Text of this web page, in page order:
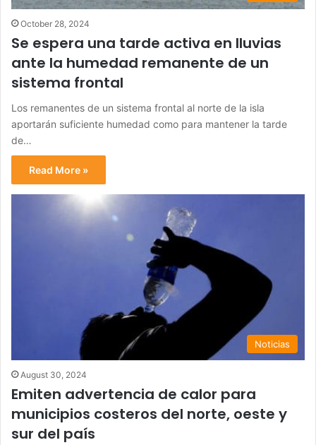
October 28, 2024
Se espera una tarde activa en lluvias
ante la humedad remanente de un
sistema frontal
Los remanentes de un sistema frontal al norte de la isla
aportarán suficiente humedad como para mantener la tarde
de…
Read More »
Noticias
August 30, 2024
Emiten advertencia de calor para
municipios costeros del norte, oeste y
sur del país